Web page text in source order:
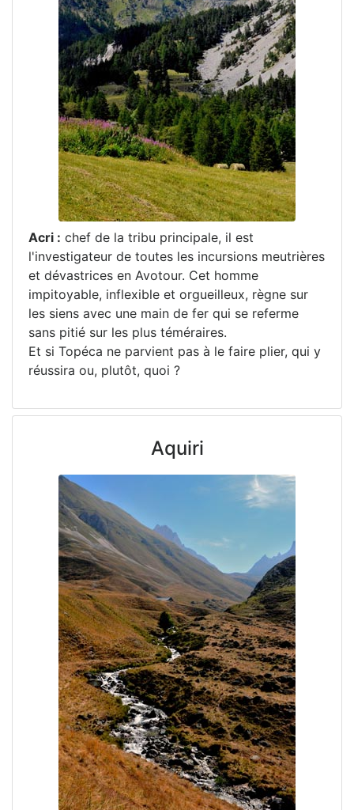
Acri : chef de la tribu principale, il est
l'investigateur de toutes les incursions meutrières
et dévastrices en Avotour. Cet homme
impitoyable, inflexible et orgueilleux, règne sur
les siens avec une main de fer qui se referme
sans pitié sur les plus téméraires.
Et si Topéca ne parvient pas à le faire plier, qui y
réussira ou, plutôt, quoi ?
Aquiri